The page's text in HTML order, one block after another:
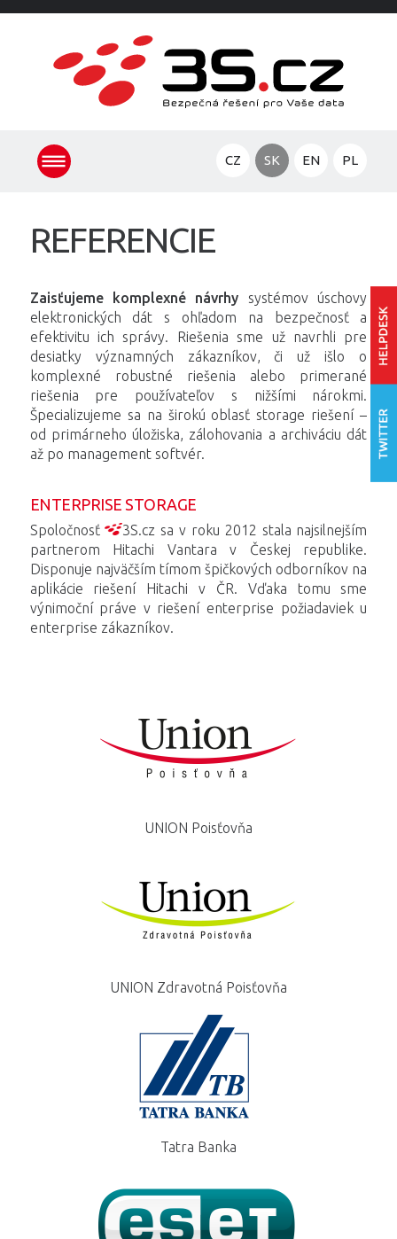
CZ SK EN PL
REFERENCIE
Zaisťujeme komplexné návrhy systémov úschovy
elektronických dát s ohľadom na bezpečnosť a
efektivitu ich správy. Riešenia sme už navrhli pre
desiatky významných zákazníkov, či už išlo o
komplexné robustné riešenia alebo primerané
riešenia pre používateľov s nižšími nárokmi.
Špecializujeme sa na širokú oblasť storage riešení –
od primárneho úložiska, zálohovania a archiváciu dát
až po management softvér.
ENTERPRISE STORAGE
Spoločnosť
3S.cz sa v roku 2012 stala najsilnejším
partnerom Hitachi Vantara v Českej republike.
Disponuje najväčším tímom špičkových odborníkov na
aplikácie riešení Hitachi v ČR. Vďaka tomu sme
výnimoční práve v riešení enterprise požiadaviek u
enterprise zákazníkov.
UNION Poisťovňa
UNION Zdravotná Poisťovňa
Tatra Banka